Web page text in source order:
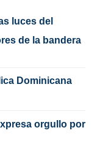
luces del
de la bandera
Dominicana
orgullo por